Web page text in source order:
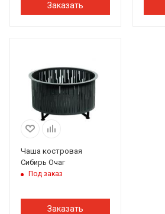
Заказать
Чаша костровая
Сибирь Очаг
Под заказ
Заказать